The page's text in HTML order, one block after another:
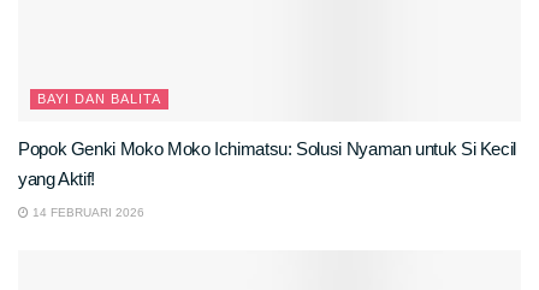
BAYI DAN BALITA
Popok Genki Moko Moko Ichimatsu: Solusi Nyaman untuk Si Kecil
yang Aktif!
14 FEBRUARI 2026